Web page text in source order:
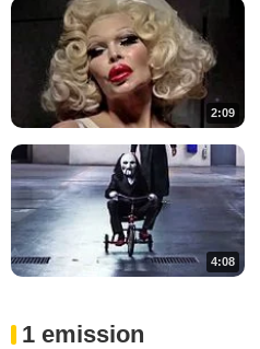
2:09
4:08
1 emission